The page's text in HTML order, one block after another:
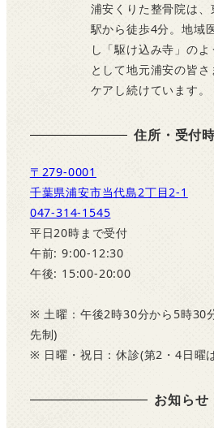
浦安くりた整骨院は、
駅から徒歩4分。地域
し「駆け込み寺」の
として地元浦安の皆さ
ケアし続けています。
住所・受付
〒279-0001
千葉県浦安市当代島2丁目2-1
047-314-1545
平日20時まで受付
午前: 9:00-12:30
午後: 15:00-20:00
※ 土曜：午後2時30分から5時30
先制)
※ 日曜・祝日：休診(第2・4日曜
お知らせ